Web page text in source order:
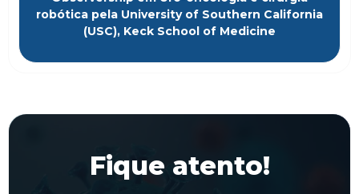
robótica pela University of Southern California
(USC), Keck School of Medicine
Fique atento!